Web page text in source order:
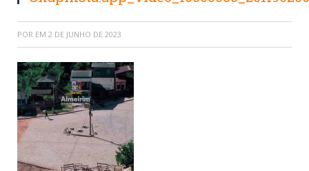
POR EM 2 DE JUNHO DE 2023